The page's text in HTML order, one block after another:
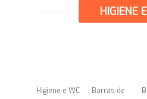
HIGIENE
Higiene e WC Barras de